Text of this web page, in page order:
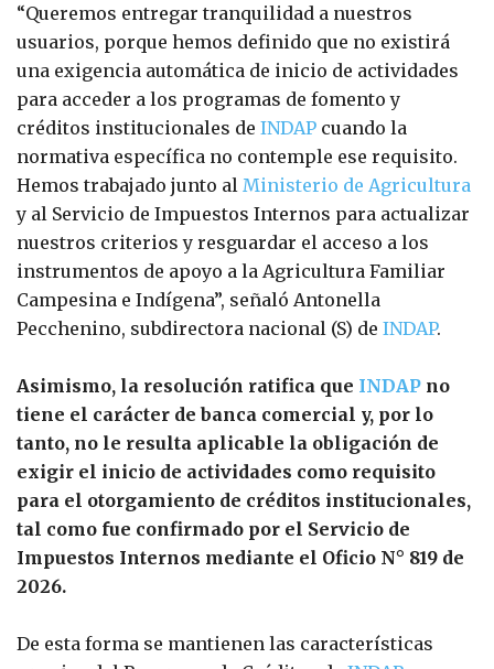
“Queremos entregar tranquilidad a nuestros
usuarios, porque hemos definido que no existirá
una exigencia automática de inicio de actividades
para acceder a los programas de fomento y
créditos institucionales de INDAP cuando la
normativa específica no contemple ese requisito.
Hemos trabajado junto al Ministerio de Agricultura
y al Servicio de Impuestos Internos para actualizar
nuestros criterios y resguardar el acceso a los
instrumentos de apoyo a la Agricultura Familiar
Campesina e Indígena”, señaló Antonella
Pecchenino, subdirectora nacional (S) de INDAP.
Asimismo, la resolución ratifica que INDAP no
tiene el carácter de banca comercial y, por lo
tanto, no le resulta aplicable la obligación de
exigir el inicio de actividades como requisito
para el otorgamiento de créditos institucionales,
tal como fue confirmado por el Servicio de
Impuestos Internos mediante el Oficio N° 819 de
2026.
De esta forma se mantienen las características